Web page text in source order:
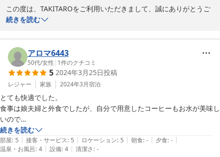
この度は、TAKITAROをご利用いただきまして、誠にありがとうご
ざいました。素敵な投稿をありがとうございます。オーナーの息子
口コミ投稿を励みに、より一層頑張っていきます。これからもミニ
1275様の別荘として、ご利用くださいませ。またのご宿泊心より歓
迎申し上げます。
2024-05-31
続きを読む
アロマ6443
50代/女性 | 1件のクチコミ
5 2024年3月25日投稿
レジャー 家族 2024年3月宿泊
とても快適でした。
食事は娘夫婦と外食でしたが、自分で用意したコーヒーもお水が美味し
いので
いつもコーヒーが一段と美味しく感じました。
ペット犬も初めて雪に大興奮でした。
続きを読む
部屋: 5 | 接客・サービス: 5 | ロケーション: 5 | 朝食: - | 夕食: - |
温泉・お風呂: 4 | 設備: 4 | 清潔さ: -